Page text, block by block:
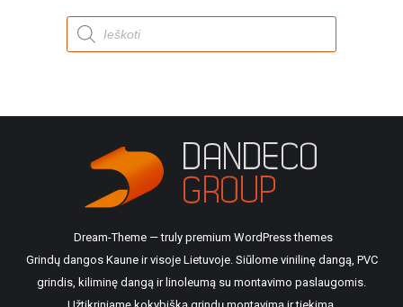
Products
search
Dream-Theme — truly premium WordPress themes
Grindų dangos Kaune ir visoje Lietuvoje. Siūlome vinilinę dangą, PVC
grindis, kiliminę dangą ir linoleumą su montavimo paslaugomis.